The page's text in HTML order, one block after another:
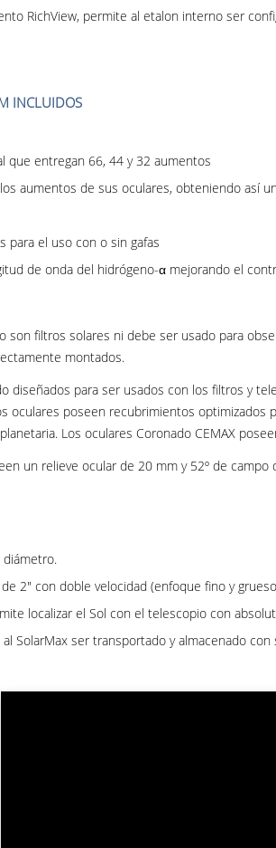
RichView, permite al etalon interno ser
INCLUIDOS
que entregan 66, 44 y 32 aumentos
aumentos de sus oculares, obteniendo así
para el uso con o sin gafas
de onda del hidrógeno-α mejorando el
son filtros solares ni debe ser usado para
montados.
diseñados para ser usados con los filtros y
oculares poseen recubrimientos
Los oculares Coronado CEMAX
un relieve ocular de 20 mm y 52º de
2" con doble velocidad (enfoque fino y
localizar el Sol con el telescopio con
SolarMax ser transportado y almacenado con